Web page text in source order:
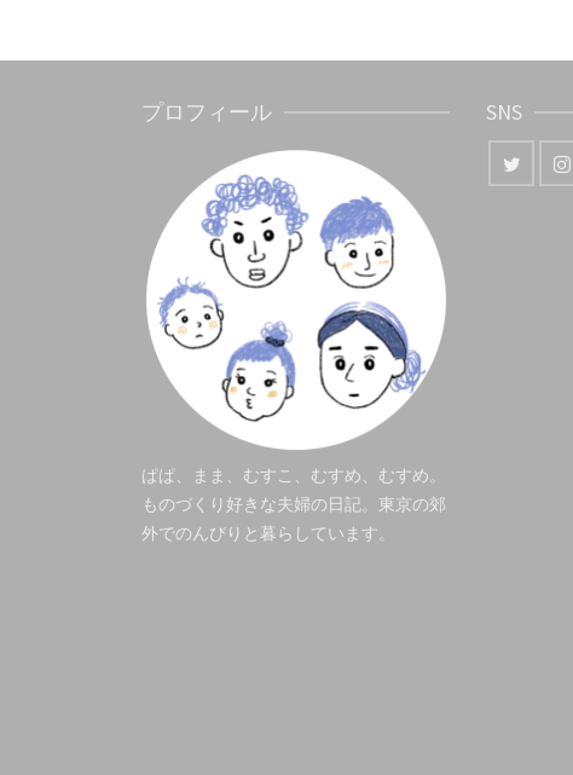
プロフィール
ぱぱ、まま、むすこ、むすめ、むすめ。
ものづくり好きな夫婦の日記。東京の郊
外でのんびりと暮らしています。
SNS